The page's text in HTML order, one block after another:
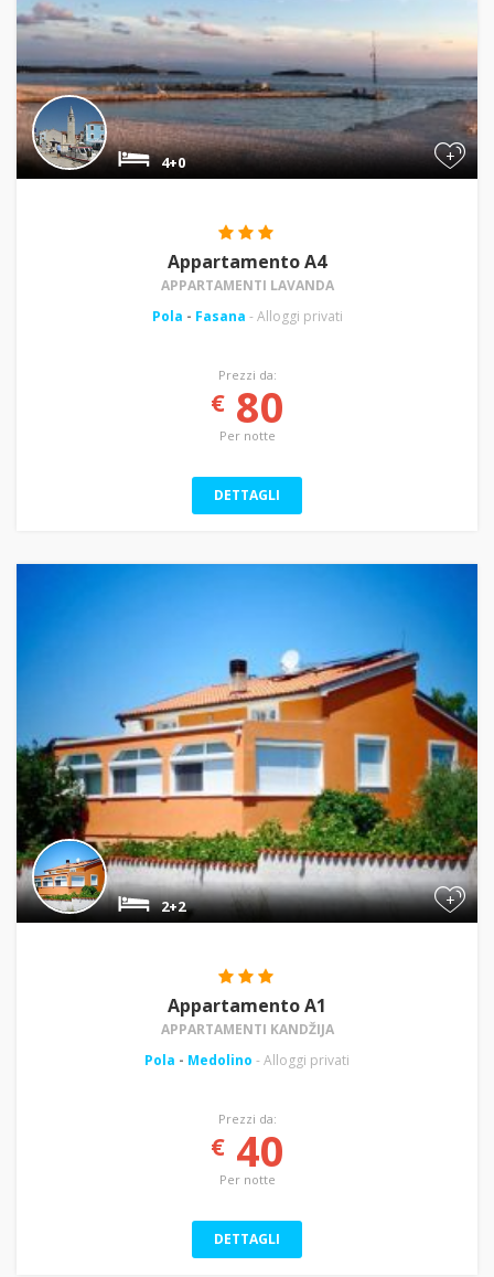
+
4+0
Appartamento A4
APPARTAMENTI LAVANDA
Pola - Fasana - Alloggi privati
Prezzi da:
€80
Per notte
DETTAGLI
+
2+2
Appartamento A1
APPARTAMENTI KANDŽIJA
Pola - Medolino - Alloggi privati
Prezzi da:
€40
Per notte
DETTAGLI